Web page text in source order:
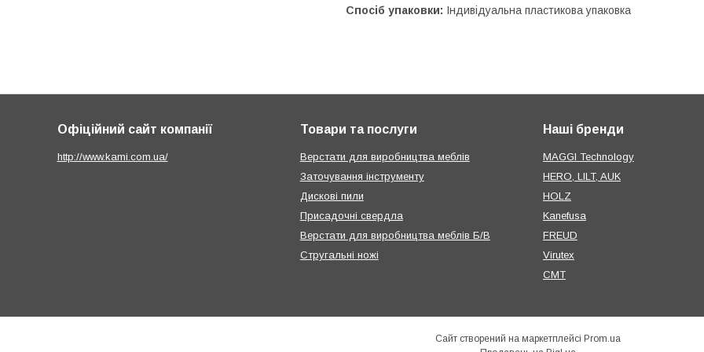
Спосіб упаковки: Індивідуальна пластикова упаковка
Офіційний сайт компанії
http://www.kami.com.ua/
Товари та послуги
Верстати для виробництва меблів
Заточування інструменту
Дискові пили
Присадочні свердла
Верстати для виробництва меблів Б/В
Стругальні ножі
Наші бренди
MAGGI Technology
HERO, LILT, AUK
HOLZ
Kanefusa
FREUD
Virutex
CMT
Сайт створений на маркетплейсі Prom.ua